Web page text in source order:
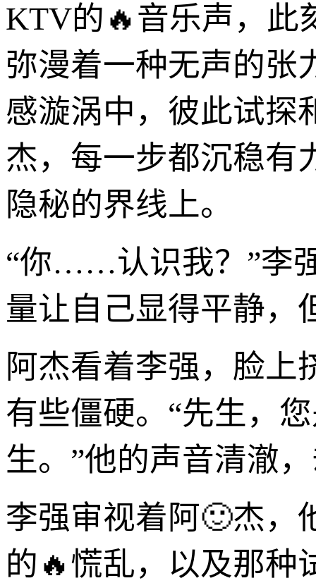
KTV的🔥音乐声，此
弥漫着一种无声的张
感漩涡中，彼此试探
杰，每一步都沉稳有
隐秘的界线上。
“你……认识我？”李
量让自己显得平静，
阿杰看着李强，脸上
有些僵硬。“先生，
生。”他的声音清澈
李强审视着阿🙂杰，
的🔥慌乱，以及那种